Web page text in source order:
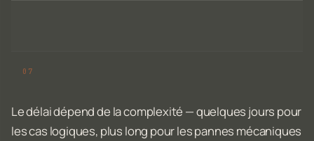
Le délai dépend de la complexité — quelques jours pour
les cas logiques, plus long pour les pannes mécaniques